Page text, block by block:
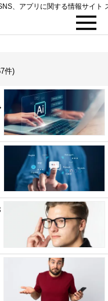
、アプリに関する情報サイト
件)